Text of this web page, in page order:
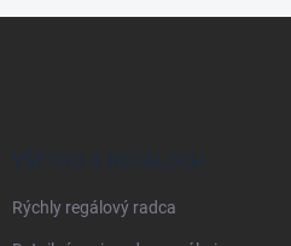
VŠETKO O REGÁLOCH
Rýchly regálový radca